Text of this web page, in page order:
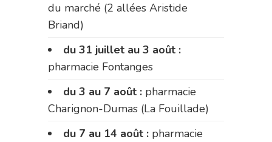
du marché (2 allées Aristide
Briand)
du 31 juillet au 3 août :
pharmacie Fontanges
du 3 au 7 août : pharmacie
Charignon-Dumas (La Fouillade)
du 7 au 14 août : pharmacie